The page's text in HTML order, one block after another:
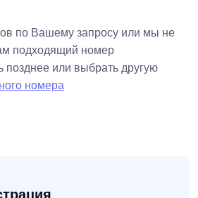
по Вашему запросу или мы не
подходящий номер
позднее или выбрать другую
номера